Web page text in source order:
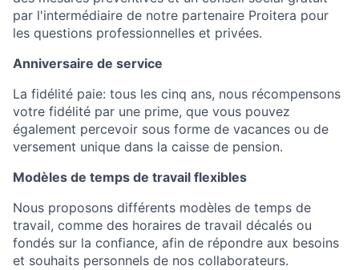
par l'intermédiaire de notre partenaire Proitera pour
les questions professionnelles et privées.
Anniversaire de service
La fidélité paie: tous les cinq ans, nous récompensons
votre fidélité par une prime, que vous pouvez
également percevoir sous forme de vacances ou de
versement unique dans la caisse de pension.
Modèles de temps de travail flexibles
Nous proposons différents modèles de temps de
travail, comme des horaires de travail décalés ou
fondés sur la confiance, afin de répondre aux besoins
et souhaits personnels de nos collaborateurs.